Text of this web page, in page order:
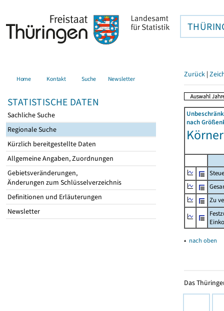
Home Kontakt Suche Newsletter
STATISTISCHE DATEN
Sachliche Suche
Regionale Suche
Kürzlich bereitgestellte Daten
Allgemeine Angaben, Zuordnungen
Gebietsveränderungen,
Änderungen zum Schlüsselverzeichnis
Definitionen und Erläuterungen
Newsletter
Zurück |
nach
Zu
▴ nach oben
Das